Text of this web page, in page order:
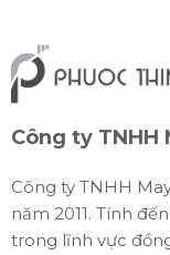
Công ty TNHH
Công ty TNHH
năm 2011. Tính
trong lĩnh vực